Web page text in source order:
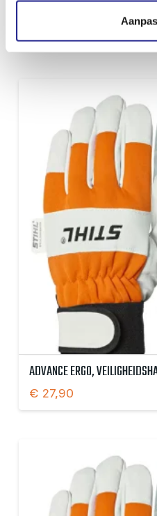
ADVANCE ERGO MS,
ADVANCE ERGO,
€ 27,90